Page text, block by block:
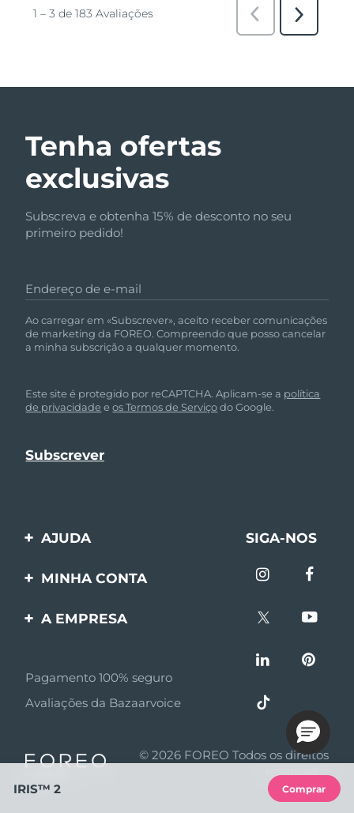
Tenha ofertas
exclusivas
Subscreva e obtenha 15% de desconto no seu
primeiro pedido!
Endereço de e-mail
Ao carregar em «Subscrever», aceito receber comunicações
de marketing da FOREO. Compreendo que posso cancelar
a minha subscrição a qualquer momento.
Este site é protegido por reCAPTCHA. Aplicam-se a política
de privacidade eos Termos de Serviçodo Google.
AJUDA
Entre em contato
SIGA-NOS
MINHA CONTA
Registro de produto
A EMPRESA
Afiliados
Notícias de afiliados
Pagamento 100% seguro
Avaliações da Bazaarvoice
© 2026 FOREO Todos os direitos
reservados
IRIS™ 2
Comprar